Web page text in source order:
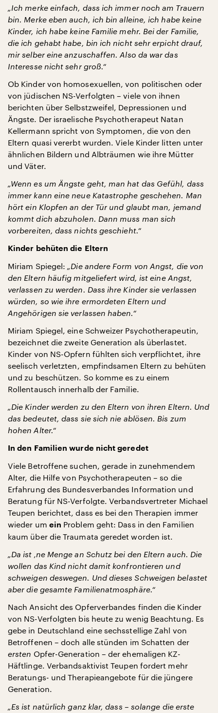
„Ich merke einfach, dass ich immer noch am Trauern
bin. Merke eben auch, ich bin alleine, ich habe keine
Kinder, ich habe keine Familie mehr. Bei der Familie,
die ich gehabt habe, bin ich nicht sehr erpicht drauf,
mir selber eine anzuschaffen. Also da war das
Interesse nicht sehr groß.“
Ob Kinder von homosexuellen, von politischen oder
von jüdischen NS-Verfolgten – viele von ihnen
berichten über Selbstzweifel, Depressionen und
Ängste. Der israelische Psychotherapeut Natan
Kellermann spricht von Symptomen, die von den
Eltern quasi vererbt wurden. Viele Kinder litten unter
ähnlichen Bildern und Albträumen wie ihre Mütter
und Väter.
„Wenn es um Ängste geht, man hat das Gefühl, dass
immer kann eine neue Katastrophe geschehen. Man
hört ein Klopfen an der Tür und glaubt man, jemand
kommt dich abzuholen. Dann muss man sich
vorbereiten, dass nichts geschieht.“
Kinder behüten die Eltern
Miriam Spiegel: „Die andere Form von Angst, die von
den Eltern häufig mitgeliefert wird, ist eine Angst,
verlassen zu werden. Dass ihre Kinder sie verlassen
würden, so wie ihre ermordeten Eltern und
Angehörigen sie verlassen haben.“
Miriam Spiegel, eine Schweizer Psychotherapeutin,
bezeichnet die zweite Generation als überlastet.
Kinder von NS-Opfern fühlten sich verpflichtet, ihre
seelisch verletzten, empfindsamen Eltern zu behüten
und zu beschützen. So komme es zu einem
Rollentausch innerhalb der Familie.
„Die Kinder werden zu den Eltern von ihren Eltern. Und
das bedeutet, dass sie sich nie ablösen. Bis zum
hohen Alter.“
In den Familien wurde nicht geredet
Viele Betroffene suchen, gerade in zunehmendem
Alter, die Hilfe von Psychotherapeuten – so die
Erfahrung des Bundesverbandes Information und
Beratung für NS-Verfolgte. Verbandsvertreter Michael
Teupen berichtet, dass es bei den Therapien immer
wieder um ein Problem geht: Dass in den Familien
kaum über die Traumata geredet worden ist.
„Da ist ‚ne Menge an Schutz bei den Eltern auch. Die
wollen das Kind nicht damit konfrontieren und
schweigen deswegen. Und dieses Schweigen belastet
aber die gesamte Familienatmosphäre.“
Nach Ansicht des Opferverbandes finden die Kinder
von NS-Verfolgten bis heute zu wenig Beachtung. Es
gebe in Deutschland eine sechsstellige Zahl von
Betroffenen – doch alle stünden im Schatten der
ersten Opfer-Generation – der ehemaligen KZ-
Häftlinge. Verbandsaktivist Teupen fordert mehr
Beratungs- und Therapieangebote für die jüngere
Generation.
„Es ist natürlich ganz klar, dass – solange die erste